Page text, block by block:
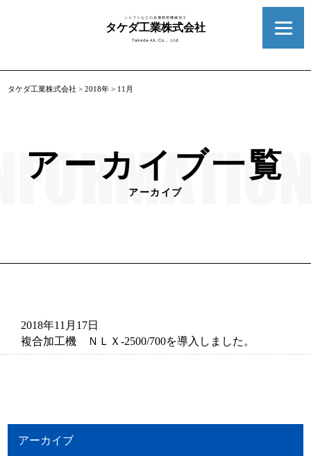
シャフトなどの金属精密機械加工
タケダ工業株式会社
Takeda-kk.Co., Ltd.
タケダ工業株式会社 >2018年 > 11月
アーカイブ一覧
アーカイブ
2018年11月17日
複合加工機 ＮＬＸ-2500/700を導入しました。
アーカイブ